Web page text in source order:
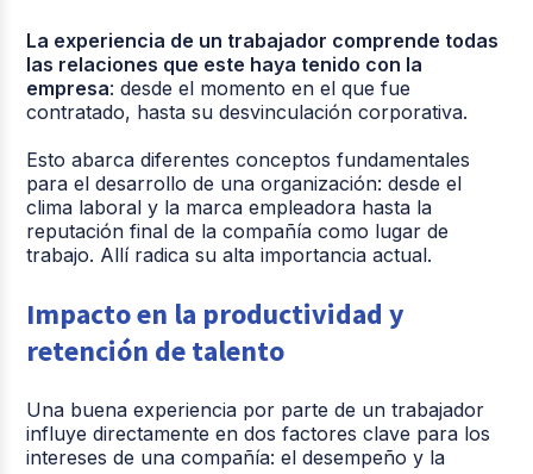
La experiencia de un trabajador comprende todas
las relaciones que este haya tenido con la
empresa: desde el momento en el que fue
contratado, hasta su desvinculación corporativa.
Esto abarca diferentes conceptos fundamentales
para el desarrollo de una organización: desde el
clima laboral y la marca empleadora hasta la
reputación final de la compañía como lugar de
trabajo. Allí radica su alta importancia actual.
Impacto en la productividad y
retención de talento
Una buena experiencia por parte de un trabajador
influye directamente en dos factores clave para los
intereses de una compañía: el desempeño y la